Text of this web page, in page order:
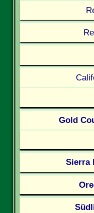
Gold
Sierra